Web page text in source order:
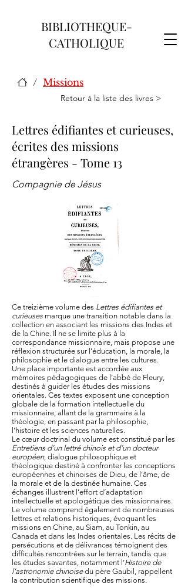
BIBLIOTHEQUE-
CATHOLIQUE
/ Missions
Retour à la liste des livres >
Lettres édifiantes et curieuses,
écrites des missions
étrangères - Tome 13
Compagnie de Jésus
Ce treizième volume des Lettres édifiantes et
curieuses marque une transition notable dans la
collection en associant les missions des Indes et
de la Chine. Il ne se limite plus à la
correspondance missionnaire, mais propose une
réflexion structurée sur l’éducation, la morale, la
philosophie et le dialogue entre les cultures.
Une place importante est accordée aux
mémoires pédagogiques de l’abbé de Fleury,
destinés à guider les études des missions
orientales. Ces textes exposent une conception
globale de la formation intellectuelle du
missionnaire, allant de la grammaire à la
théologie, en passant par la philosophie,
l’histoire et les sciences naturelles.
Le cœur doctrinal du volume est constitué par les
Entretiens d’un lettré chinois et d’un docteur
européen, dialogue philosophique et
théologique destiné à confronter les conceptions
européennes et chinoises de Dieu, de l’âme, de
la morale et de la destinée humaine. Ces
échanges illustrent l’effort d’adaptation
intellectuelle et apologétique des missionnaires.
Le volume comprend également de nombreuses
lettres et relations historiques, évoquant les
missions en Chine, au Siam, au Tonkin, au
Canada et dans les Indes orientales. Les récits de
persécutions et de délivrances témoignent des
difficultés rencontrées sur le terrain, tandis que
les études savantes, notamment l’Histoire de
l’astronomie chinoisedu père Gaubil, rappellent
la contribution scientifique des missions.